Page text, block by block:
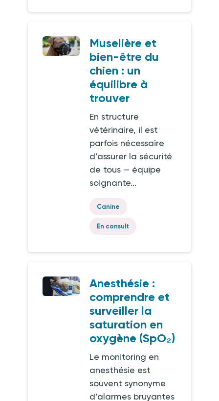
Muselière et
bien-être du
chien : un
équilibre à
trouver
En structure
vétérinaire, il est
parfois nécessaire
d’assurer la sécurité
de tous — équipe
soignante...
Canine
En consult
Anesthésie :
comprendre et
surveiller la
saturation en
oxygène (SpO₂)
Le monitoring en
anesthésie est
souvent synonyme
d’alarmes bruyantes